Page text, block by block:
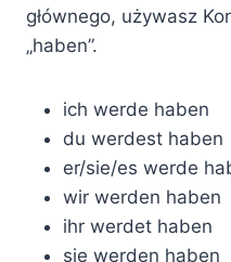
głównego, używasz
„haben”.
ich werde haben
du werdest haben
er/sie/es werde
wir werden haben
ihr werdet haben
sie werden haben